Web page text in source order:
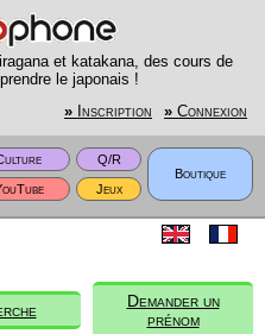
et katakana, des cours de
le japonais !
» Inscription » Connexion
Q/R
Boutique
Jeux
Demander un
prénom